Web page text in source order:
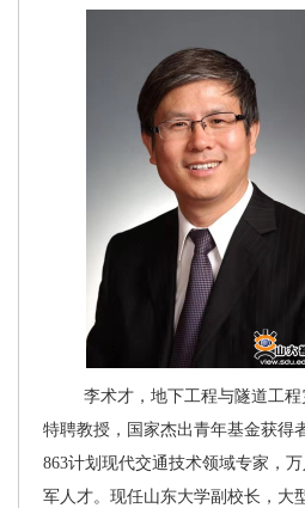
李术才，地下工程与隧道工
特聘教授，国家杰出青年基金获得
863计划现代交通技术领域专家，
军人才。现任山东大学副校长，大